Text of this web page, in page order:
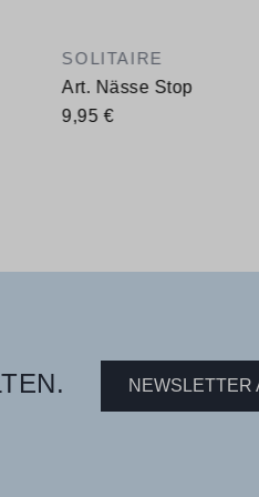
SOLITAIRE
Art. Nässe Stop
9,95 €
NEWSLETTER